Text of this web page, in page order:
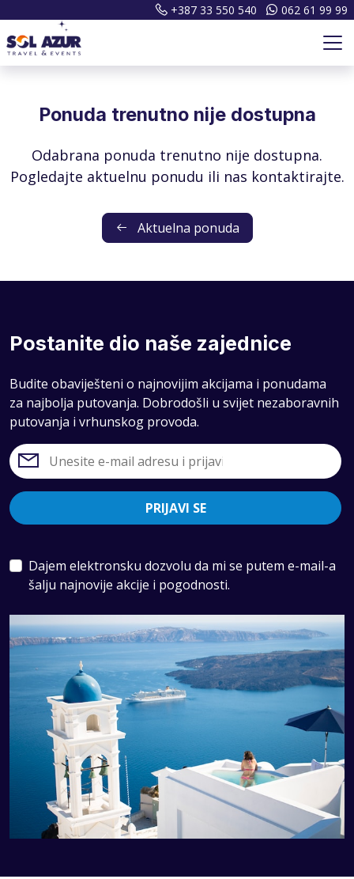
+387 33 550 540 062 61 99 99
Ponuda trenutno nije dostupna
Odabrana ponuda trenutno nije dostupna.
Pogledajte aktuelnu ponudu ili nas kontaktirajte.
Aktuelna ponuda
Postanite dio naše zajednice
Budite obaviješteni o najnovijim akcijama i ponudama
za najbolja putovanja. Dobrodošli u svijet nezaboravnih
putovanja i vrhunskog provoda.
PRIJAVI SE
Dajem elektronsku dozvolu da mi se putem e-mail-a
šalju najnovije akcije i pogodnosti.